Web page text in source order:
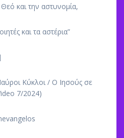
και την αστυνομία,
και τα αστέρια”
Κύκλοι / Ο Ιησούς σε
7/2024)